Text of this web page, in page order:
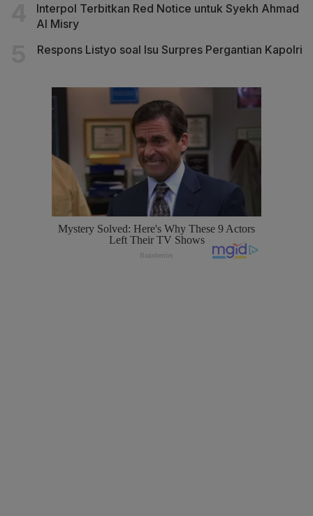
Interpol Terbitkan Red Notice untuk Syekh Ahmad
Al Misry
Respons Listyo soal Isu Surpres Pergantian Kapolri